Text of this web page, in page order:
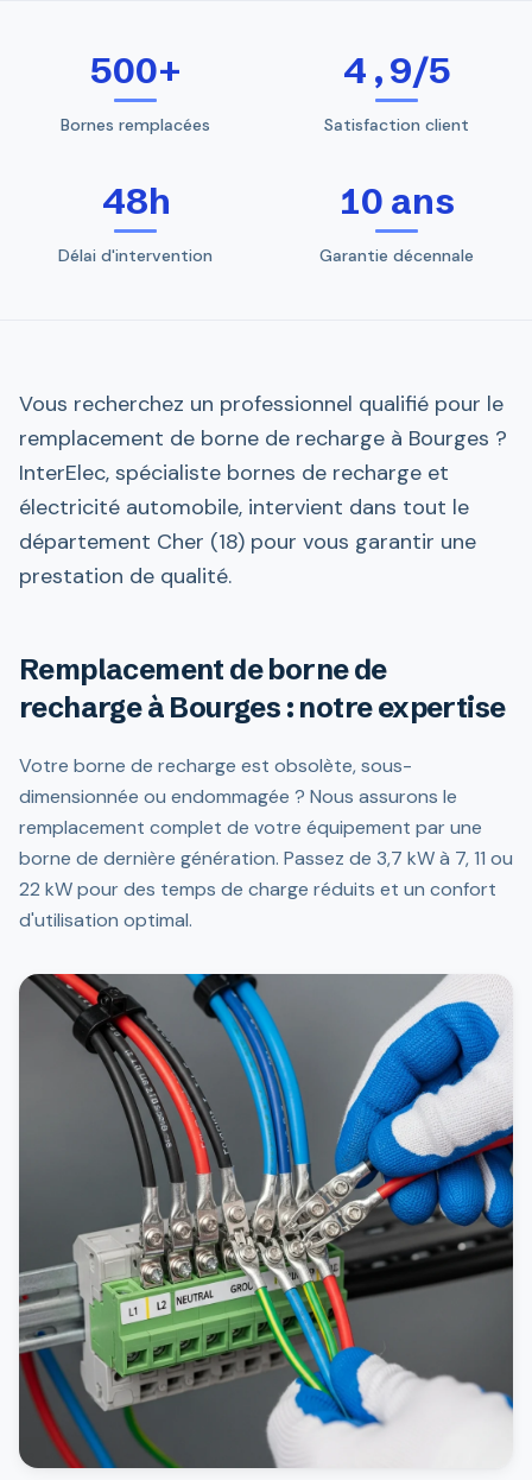
500+
Bornes remplacées
4,9/5
Satisfaction client
48h
Délai d'intervention
10 ans
Garantie décennale
Vous recherchez un professionnel qualifié pour le
remplacement de borne de recharge à Bourges ?
InterElec, spécialiste bornes de recharge et
électricité automobile, intervient dans tout le
département Cher (18) pour vous garantir une
prestation de qualité.
Remplacement de borne de
recharge à Bourges : notre expertise
Votre borne de recharge est obsolète, sous-
dimensionnée ou endommagée ? Nous assurons le
remplacement complet de votre équipement par une
borne de dernière génération. Passez de 3,7 kW à 7, 11 ou
22 kW pour des temps de charge réduits et un confort
d'utilisation optimal.